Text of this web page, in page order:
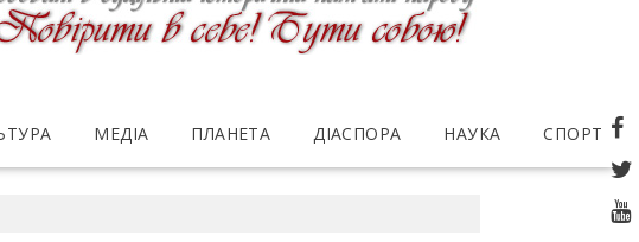
МЕДІА ПЛАНЕТА ДІАСПОРА НАУКА СПОРТ